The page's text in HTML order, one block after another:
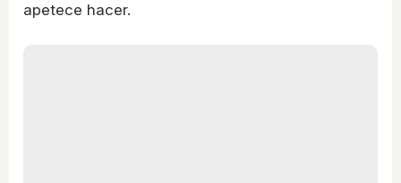
apetece hacer.